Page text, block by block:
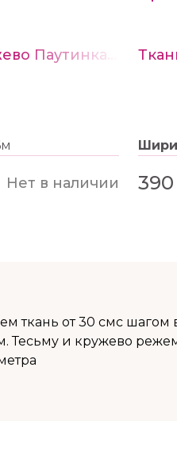
Нет в наличии
ткань от 30 смс шагом
Тесьму и кружево